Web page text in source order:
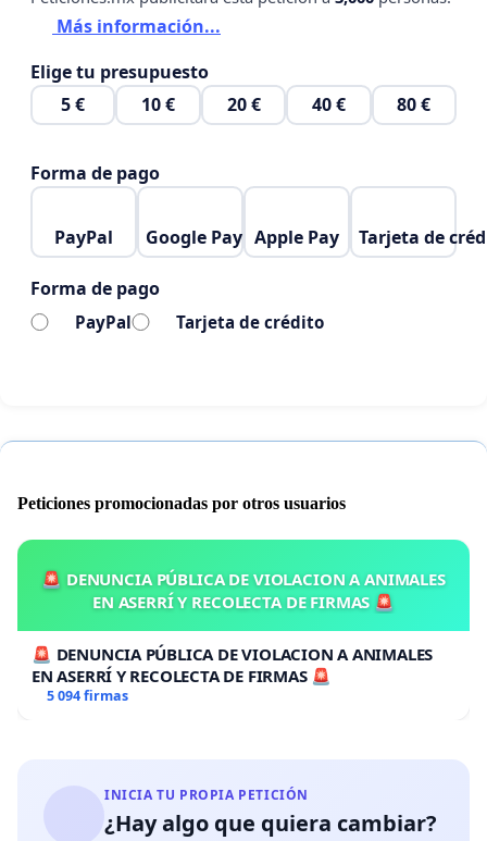
Más información...
Elige tu presupuesto
5 €
10 € 20 € 40 € 80 €
Forma de pago
PayPal Google Pay Apple Pay Tarjeta de
Forma de pago
PayPal Tarjeta de crédito
Peticiones promocionadas por otros usuarios
🚨 DENUNCIA PÚBLICA DE VIOLACION A ANIMALES
EN ASERRÍ Y RECOLECTA DE FIRMAS 🚨
🚨 DENUNCIA PÚBLICA DE VIOLACION A ANIMALES
EN ASERRÍ Y RECOLECTA DE FIRMAS 🚨
5 094 firmas
INICIA TU PROPIA PETICIÓN
¿Hay algo que quiera cambiar?